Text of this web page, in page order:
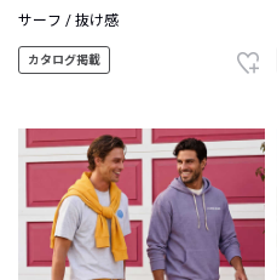
サーフ / 抜け感
カタログ掲載